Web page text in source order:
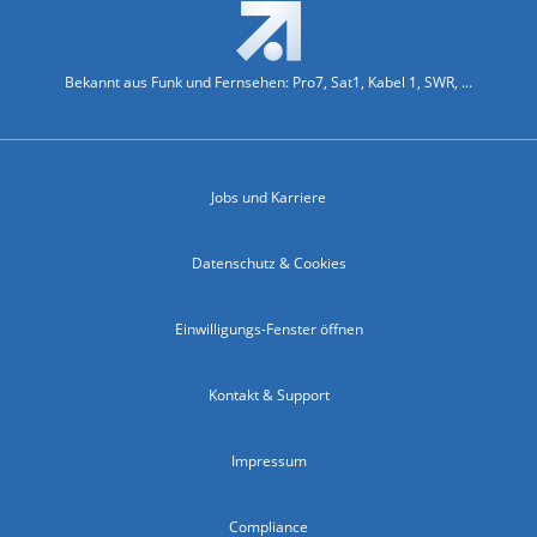
Bekannt aus Funk und Fernsehen: Pro7, Sat1, Kabel 1, SWR, ...
Jobs und Karriere
Datenschutz & Cookies
Einwilligungs-Fenster öffnen
Kontakt & Support
Impressum
Compliance